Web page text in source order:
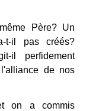
Père? Un
t-il pas créés?
il perfidement
de nos
on a commis